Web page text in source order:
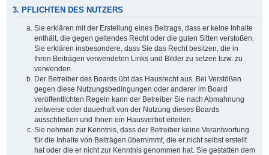
3. PFLICHTEN DES NUTZERS
Sie erklären mit der Erstellung eines Beitrags, dass er keine Inhalte
enthält, die gegen geltendes Recht oder die guten Sitten verstoßen.
Sie erklären insbesondere, dass Sie das Recht besitzen, die in
Ihren Beiträgen verwendeten Links und Bilder zu setzen bzw. zu
verwenden.
Der Betreiber des Boards übt das Hausrecht aus. Bei Verstößen
gegen diese Nutzungsbedingungen oder anderer im Board
veröffentlichten Regeln kann der Betreiber Sie nach Abmahnung
zeitweise oder dauerhaft von der Nutzung dieses Boards
ausschließen und Ihnen ein Hausverbot erteilen.
Sie nehmen zur Kenntnis, dass der Betreiber keine Verantwortung
für die Inhalte von Beiträgen übernimmt, die er nicht selbst erstellt
hat oder die er nicht zur Kenntnis genommen hat. Sie gestatten dem